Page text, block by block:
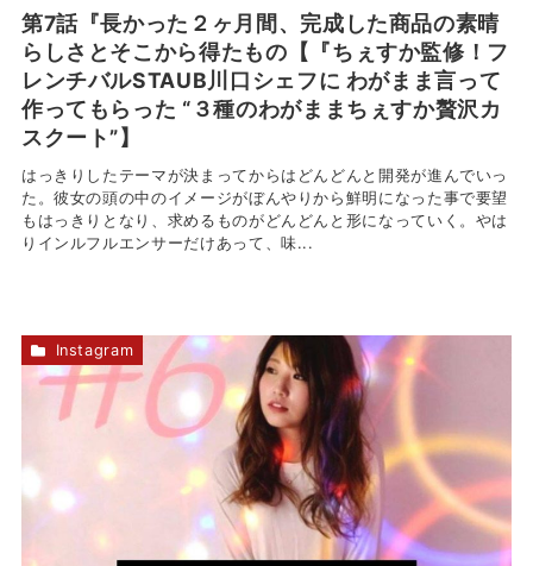
第7話『長かった２ヶ月間、完成した商品の素晴
らしさとそこから得たもの【『ちぇすか監修！フ
レンチバルSTAUB川口シェフに わがまま言って
作ってもらった “３種のわがままちぇすか贅沢カ
スクート”】
はっきりしたテーマが決まってからはどんどんと開発が進んでいっ
た。彼女の頭の中のイメージがぼんやりから鮮明になった事で要望
もはっきりとなり、求めるものがどんどんと形になっていく。やは
りインルフルエンサーだけあって、味...
Instagram